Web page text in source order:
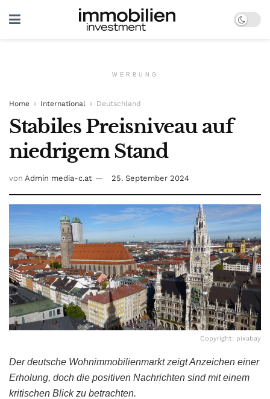
WERBUNG
Home International Deutschland
Stabiles Preisniveau auf
niedrigem Stand
von Admin media-c.at 25. September 2024
Copyright: pixabay
Der deutsche Wohnimmobilienmarkt zeigt Anzeichen einer
Erholung, doch die positiven Nachrichten sind mit einem
kritischen Blick zu betrachten.